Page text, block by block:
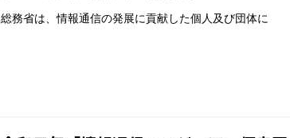
総務省は、情報通信の発展に貢献した個人及び団体に